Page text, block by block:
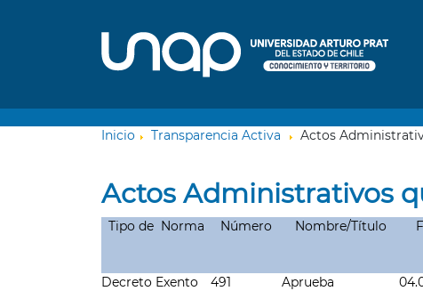
Inicio Transparencia Activa Actos
Actos Administrativos
Tipo de Norma Número Nombre/Título
Decreto Exento 491 Aprueba